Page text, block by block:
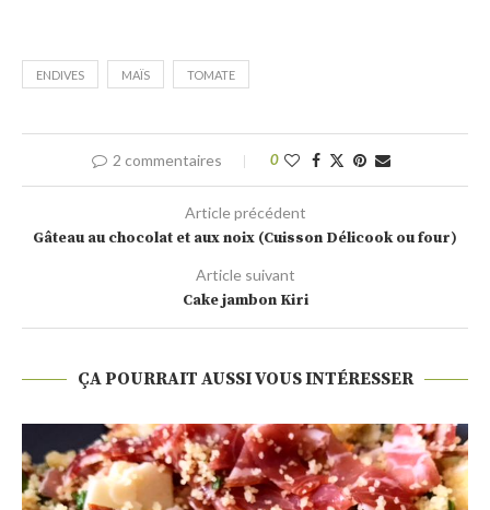
ENDIVES MAÏS TOMATE
2 commentaires 0
Article précédent
Gâteau au chocolat et aux noix (Cuisson Délicook ou four)
Article suivant
Cake jambon Kiri
ÇA POURRAIT AUSSI VOUS INTÉRESSER